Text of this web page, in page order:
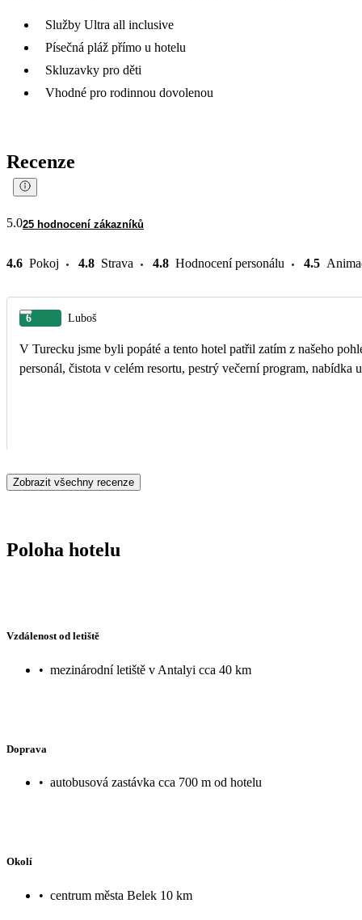
Služby Ultra all inclusive
Písečná pláž přímo u hotelu
Skluzavky pro děti
Vhodné pro rodinnou dovolenou
Recenze
5.025 hodnocení zákazníků
4.6 Pokoj 4.8 Strava 4.8 Hodnocení personálu 4.5
6 Luboš
V Turecku jsme byli popáté a tento hotel patřil zatím z našeho
Zobrazit všechny recenze
Poloha hotelu
Vzdálenost od letiště
• mezinárodní letiště v Antalyi cca 40 km
Doprava
• autobusová zastávka cca 700 m od hotelu
Okolí
• centrum města Belek 10 km